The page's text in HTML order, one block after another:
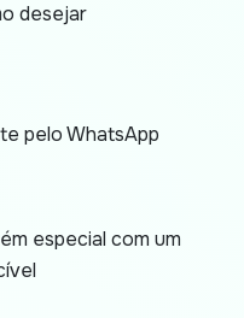
desejar
pelo WhatsApp
especial com um